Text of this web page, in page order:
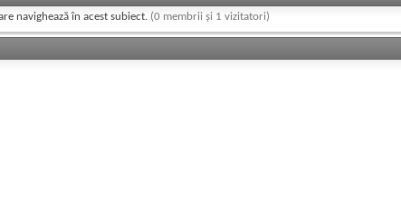
navighează în acest subiect. (0 membrii și 1 vizitatori)